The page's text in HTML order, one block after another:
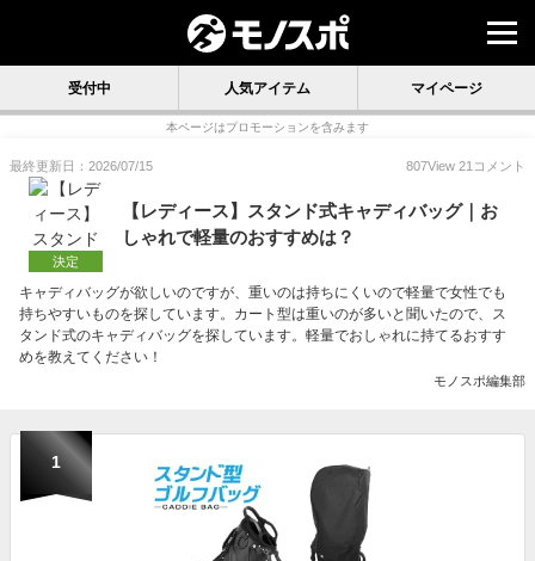
受付中 人気アイテム マイページ
本ページはプロモーションを含みます
最終更新日：2026/07/15 807View 21 コメント
決定
【レディース】スタンド式キャディバッグ｜お
しゃれで軽量のおすすめは？
キャディバッグが欲しいのですが、重いのは持ちにくいので軽量で女性でも
持ちやすいものを探しています。カート型は重いのが多いと聞いたので、ス
タンド式のキャディバッグを探しています。軽量でおしゃれに持てるおすす
めを教えてください！
モノスポ編集部
1